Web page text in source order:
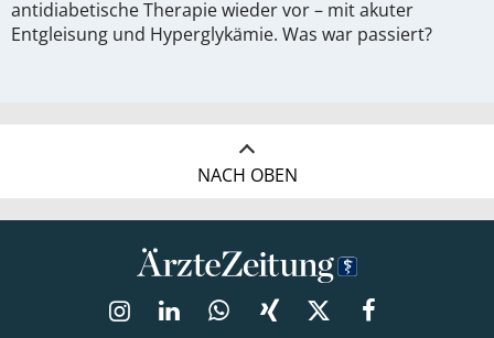
antidiabetische Therapie wieder vor – mit akuter
Entgleisung und Hyperglykämie. Was war passiert?
NACH OBEN